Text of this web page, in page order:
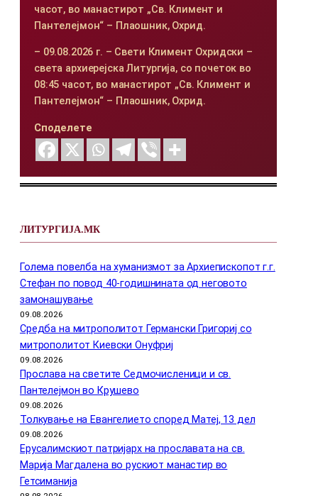
часот, во манастирот „Св. Климент и
Пантелејмон“ – Плаошник, Охрид.
– 09.08.2026 г. – Свети Климент Охридски –
света архиерејска Литургија, со почеток во
08:45 часот, во манастирот „Св. Климент и
Пантелејмон“ – Плаошник, Охрид.
Споделете
ЛИТУРГИЈА.МК
Голема повелба на хуманизмот за Архиепископот г.г.
Стефан по повод 40-годишнината од неговото
замонашување
09.08.2026
Средба на митрополитот Германски Григориј со
митрополитот Киевски Онуфриј
09.08.2026
Прослава на светите Седмочисленици и св.
Пантелејмон во Крушево
09.08.2026
Толкување на Евангелието според Матеј, 13 дел
09.08.2026
Ерусалимскиот патријарх на прославата на св.
Марија Магдалена во рускиот манастир во
Гетсиманија